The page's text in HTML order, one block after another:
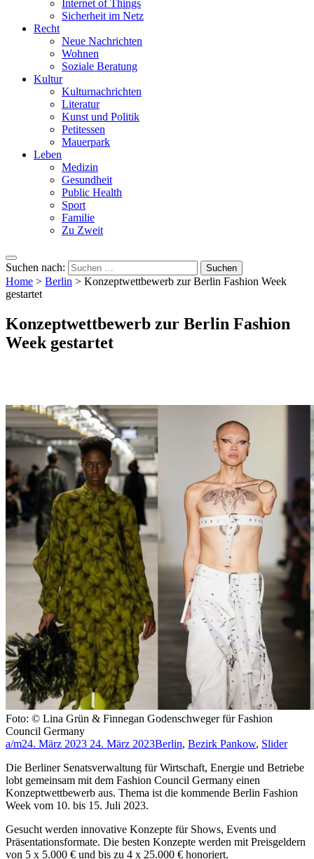
Internet of Things
Sicherheit im Netz
Recht
Neue Nachrichten
Wohnen
Soziale Beratung
Kultur
Kulturnachrichten
Literatur
Kunst und Politik
Petitessen
Mauerpark
Leben
Medizin
Gesundheit
Public Health
Sport
Familie
Zu Zweit
Suchen nach:
Home > Berlin > Konzeptwettbewerb zur Berlin Fashion Week
gestartet
Konzeptwettbewerb zur Berlin Fashion
Week gestartet
Foto: © Lina Grün & Finnegan Godenschweger für Fashion
Council Germany
a/m24. März 2023 24. März 2023Berlin, Bezirk Pankow, Slider
Die Berliner Senatsverwaltung für Wirtschaft, Energie und Betriebe
lobt gemeinsam mit dem Fashion Council Germany einen
Konzeptwettbewerb aus. Thema ist die kommende Berlin Fashion
Week vom 10. bis 15. Juli 2023.
Gesucht werden innovative Konzepte für Shows, Events und
Präsentationsformate. Die besten Konzepte werden mit Preisgeldern
von 5 x 5.000 € und bis zu 4 x 25.000 € honoriert.